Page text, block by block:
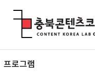
프로그램